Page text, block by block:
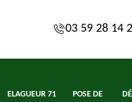
03 59 28 14
ELAGUEUR 71
POSE DE